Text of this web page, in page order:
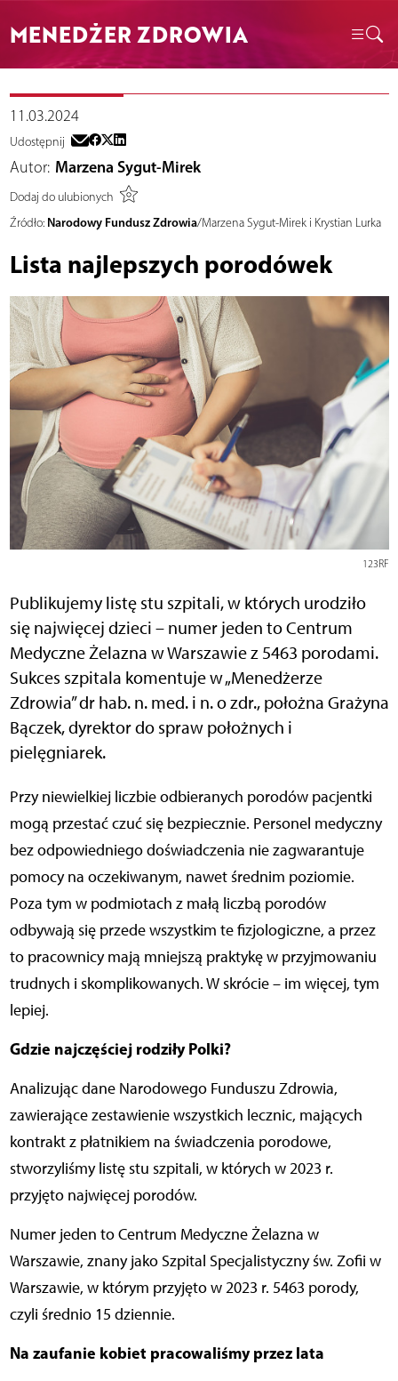
MENEDŻER ZDROWIA
11.03.2024
Udostępnij
Autor: Marzena Sygut-Mirek
Dodaj do ulubionych
Źródło: Narodowy Fundusz Zdrowia/Marzena Sygut-Mirek i Krystian Lurka
Lista najlepszych porodówek
123RF
Publikujemy listę stu szpitali, w których urodziło
się najwięcej dzieci – numer jeden to Centrum
Medyczne Żelazna w Warszawie z 5463 porodami.
Sukces szpitala komentuje w „Menedżerze
Zdrowia” dr hab. n. med. i n. o zdr., położna Grażyna
Bączek, dyrektor do spraw położnych i
pielęgniarek.
Przy niewielkiej liczbie odbieranych porodów pacjentki
mogą przestać czuć się bezpiecznie. Personel medyczny
bez odpowiedniego doświadczenia nie zagwarantuje
pomocy na oczekiwanym, nawet średnim poziomie.
Poza tym w podmiotach z małą liczbą porodów
odbywają się przede wszystkim te fizjologiczne, a przez
to pracownicy mają mniejszą praktykę w przyjmowaniu
trudnych i skomplikowanych. W skrócie – im więcej, tym
lepiej.
Gdzie najczęściej rodziły Polki?
Analizując dane Narodowego Funduszu Zdrowia,
zawierające zestawienie wszystkich lecznic, mających
kontrakt z płatnikiem na świadczenia porodowe,
stworzyliśmy listę stu szpitali, w których w 2023 r.
przyjęto najwięcej porodów.
Numer jeden to Centrum Medyczne Żelazna w
Warszawie, znany jako Szpital Specjalistyczny św. Zofii w
Warszawie, w którym przyjęto w 2023 r. 5463 porody,
czyli średnio 15 dziennie.
Na zaufanie kobiet pracowaliśmy przez lata